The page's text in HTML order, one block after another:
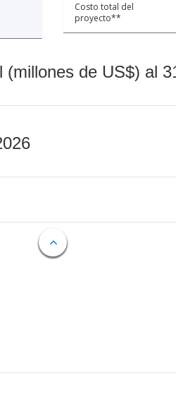
Costo total del
proyecto**
de US$) al